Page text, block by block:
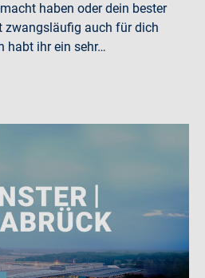
haben oder dein bester
zwangsläufig auch für dich
habt ihr ein sehr…